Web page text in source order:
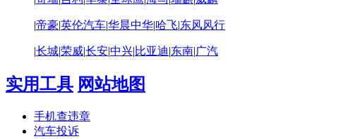
|帝豪|英伦汽车|华晨中华|哈飞|东风风行
|长城|荣威|长安|中兴|比亚迪|东南|广汽
实用工具 网站地图
手机查违章
汽车投诉